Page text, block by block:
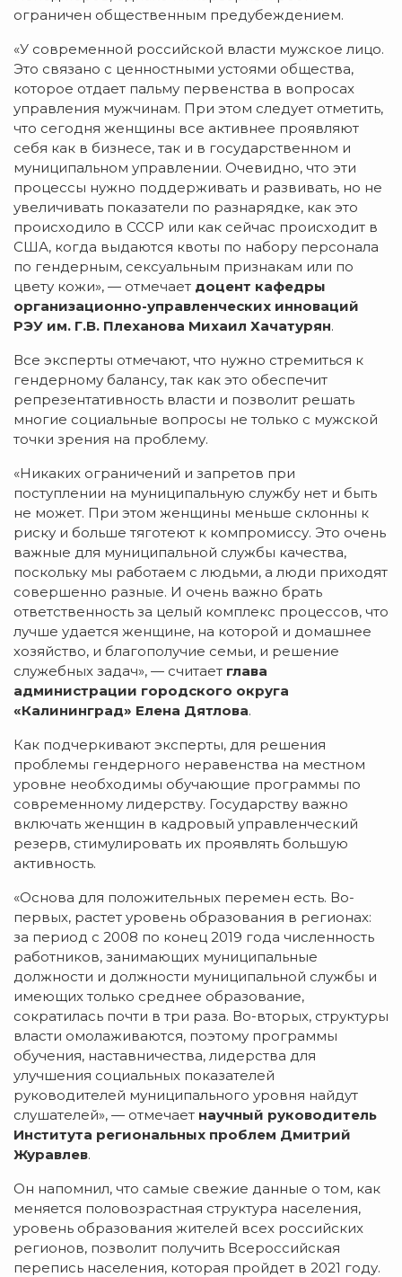
ограничен общественным предубеждением.
«У современной российской власти мужское лицо.
Это связано с ценностными устоями общества,
которое отдает пальму первенства в вопросах
управления мужчинам. При этом следует отметить,
что сегодня женщины все активнее проявляют
себя как в бизнесе, так и в государственном и
муниципальном управлении. Очевидно, что эти
процессы нужно поддерживать и развивать, но не
увеличивать показатели по разнарядке, как это
происходило в СССР или как сейчас происходит в
США, когда выдаются квоты по набору персонала
по гендерным, сексуальным признакам или по
цвету кожи», — отмечает доцент кафедры
организационно-управленческих инноваций
РЭУ им. Г.В. Плеханова Михаил Хачатурян.
Все эксперты отмечают, что нужно стремиться к
гендерному балансу, так как это обеспечит
репрезентативность власти и позволит решать
многие социальные вопросы не только с мужской
точки зрения на проблему.
«Никаких ограничений и запретов при
поступлении на муниципальную службу нет и быть
не может. При этом женщины меньше склонны к
риску и больше тяготеют к компромиссу. Это очень
важные для муниципальной службы качества,
поскольку мы работаем с людьми, а люди приходят
совершенно разные. И очень важно брать
ответственность за целый комплекс процессов, что
лучше удается женщине, на которой и домашнее
хозяйство, и благополучие семьи, и решение
служебных задач», — считает глава
администрации городского округа
«Калининград» Елена Дятлова.
Как подчеркивают эксперты, для решения
проблемы гендерного неравенства на местном
уровне необходимы обучающие программы по
современному лидерству. Государству важно
включать женщин в кадровый управленческий
резерв, стимулировать их проявлять большую
активность.
«Основа для положительных перемен есть. Во-
первых, растет уровень образования в регионах:
за период с 2008 по конец 2019 года численность
работников, занимающих муниципальные
должности и должности муниципальной службы и
имеющих только среднее образование,
сократилась почти в три раза. Во-вторых, структуры
власти омолаживаются, поэтому программы
обучения, наставничества, лидерства для
улучшения социальных показателей
руководителей муниципального уровня найдут
слушателей», — отмечает научный руководитель
Института региональных проблем Дмитрий
Журавлев.
Он напомнил, что самые свежие данные о том, как
меняется половозрастная структура населения,
уровень образования жителей всех российских
регионов, позволит получить Всероссийская
перепись населения, которая пройдет в 2021 году.